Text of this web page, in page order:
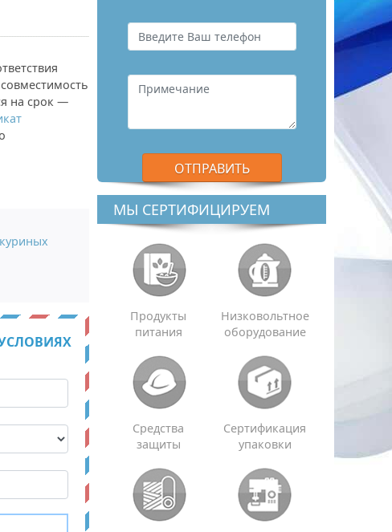
на срок —
МЫ СЕРТИФИЦИРУЕМ
Продукты
питания
Низковольтное
оборудование
Средства
защиты
Сертификация
упаковки